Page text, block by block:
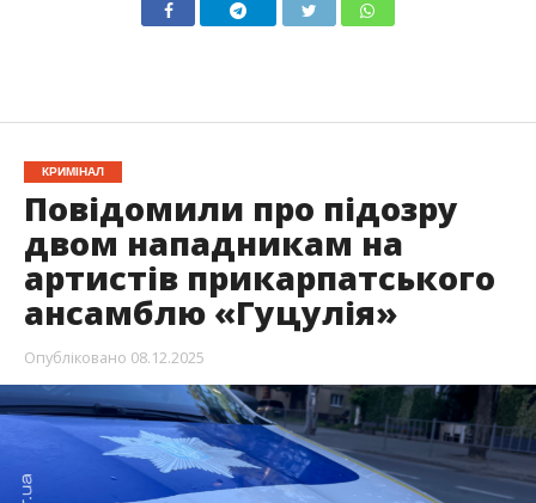
КРИМІНАЛ
Повідомили про підозру
двом нападникам на
артистів прикарпатського
ансамблю «Гуцулія»
Опубліковано 08.12.2025